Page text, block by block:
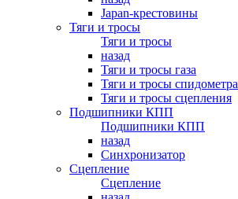
Japan-крестовины
Тяги и тросы
Тяги и тросы
назад
Тяги и тросы газа
Тяги и тросы спидометра
Тяги и тросы сцепления
Подшипники КПП
Подшипники КПП
назад
Синхронизатор
Сцепление
Сцепление